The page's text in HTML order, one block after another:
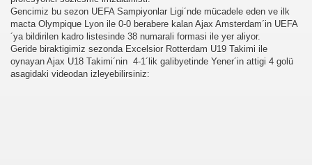
Gencimiz bu sezon UEFA Sampiyonlar Ligi´nde mücadele eden ve ilk
macta Olympique Lyon ile 0-0 berabere kalan Ajax Amsterdam´in UEFA
´ya bildirilen kadro listesinde 38 numarali formasi ile yer aliyor.
Geride biraktigimiz sezonda Excelsior Rotterdam U19 Takimi ile
oynayan Ajax U18 Takimi´nin 4-1´lik galibyetinde Yener´in attigi 4 golü
asagidaki videodan izleyebilirsiniz: